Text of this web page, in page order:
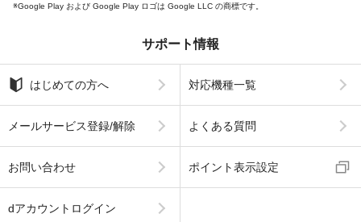
Google Play および Google Play ロゴは Google LLC の商標です。
サポート情報
はじめての方へ 対応機種一覧
メールサービス登録/解除 よくある質問
お問い合わせ ポイント表示設定
dアカウントログイン